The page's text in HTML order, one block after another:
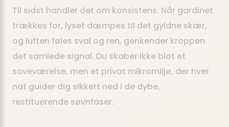
Til sidst handler det om konsistens. Når gardinet
trækkes for, lyset dæmpes til det gyldne skær,
og luften føles sval og ren, genkender kroppen
det samlede signal. Du skaber ikke blot et
soveværelse, men et privat mikromiljø, der hver
nat guider dig sikkert ned i de dybe,
restituerende søvnfaser.